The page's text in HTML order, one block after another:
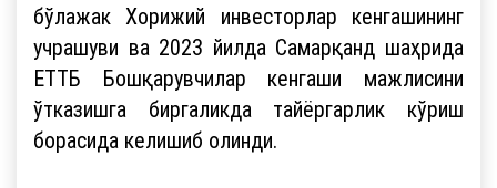
бўлажак Хорижий инвесторлар кенгашининг
учрашуви ва 2023 йилда Самарқанд шаҳрида
ЕТТБ Бошқарувчилар кенгаши мажлисини
ўтказишга биргаликда тайёргарлик кўриш
борасида келишиб олинди.